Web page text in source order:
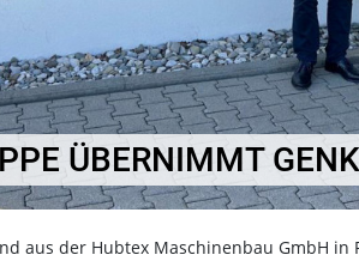
ÜBERNIMMT
aus der Hubtex Maschinenbau GmbH